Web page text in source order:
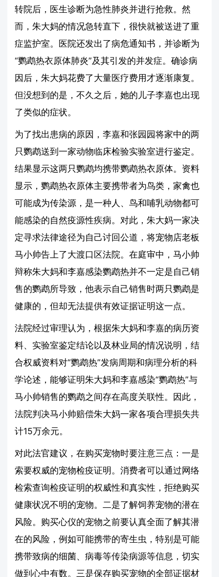
转院后，医生诊断为急性肺炎并进行抢救。然
而，朱大妈的情况急转直下，很快就被送进了重
症监护室。医院还发出了病危通知书，并诊断为
“鹦鹉热衣原体肺炎”及其引发的并发症。确诊病
因后，朱大妈花费了大量医疗费用才逐渐康复。
但没想到的是，不久之后，她的儿子李嘉也出现
了类似的症状。
为了找出患病的原因，李嘉和张园园将家中的两
只鹦鹉送到一家动物临床检验实验室进行鉴定。
结果显示这两只鹦鹉均携带鹦鹉热衣原体。资料
显示，鹦鹉热衣原体主要携带者为鸟类，家禽也
可能成为传染源，是一种人、鸟和哺乳动物都可
能感染的自然疫源性疾病。对此，朱大妈一家决
定寻求法律途径为自己讨回公道，将宠物店老板
马小帅告上了大渡口区法院。在庭审中，马小帅
辩称朱大妈和李嘉感染鹦鹉热并不一定是自己销
售的鹦鹉所导致，他表示自己销售时两只鹦鹉是
健康的，但却无法提供有效证据证明这一点。
法院经过审理认为，根据朱大妈和李嘉的病历资
料、实验室鉴定结论以及林业局的情况说明，结
合权威资料对“鹦鹉热”发病周期和病理分析的科
学论述，能够证明朱大妈和李嘉感染“鹦鹉热”与
马小帅销售的鹦鹉之间存在高度关联性。因此，
法院判决马小帅赔偿朱大妈一家各项合理损失共
计15万余元。
对此法官建议，在购买宠物时要注意三点：一是
索要权威的宠物检疫证明。消费者可以通过网络
检索查询检疫证明的权威性和真实性，拒绝购买
健康状况不明的宠物。二是了解饲养宠物的潜在
风险。购买心仪的宠物之前要认真全面了解其潜
在的风险，例如可能携带的寄生虫，特别是可能
携带致病的细菌、病毒等传染病源等信息，切实
做到心中有数。三是保存购买宠物的全部证据材